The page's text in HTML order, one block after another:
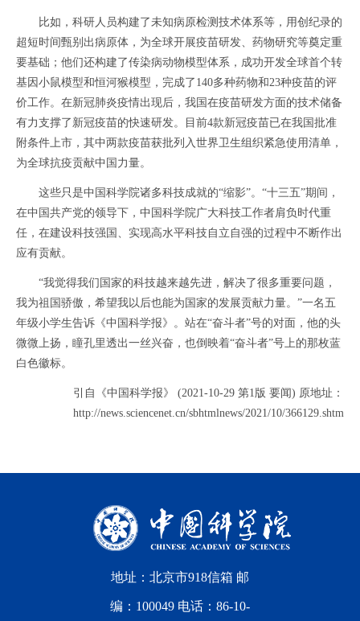
比如，科研人员构建了未知病原检测技术体系等，用创纪录的
超短时间甄别出病原体，为全球开展疫苗研发、药物研究等奠定重
要基础；他们还构建了传染病动物模型体系，成功开发全球首个转
基因小鼠模型和恒河猴模型，完成了140多种药物和23种疫苗的评
价工作。在新冠肺炎疫情出现后，我国在疫苗研发方面的技术储备
有力支撑了新冠疫苗的快速研发。目前4款新冠疫苗已在我国批准
附条件上市，其中两款疫苗获批列入世界卫生组织紧急使用清单，
为全球抗疫贡献中国力量。
这些只是中国科学院诸多科技成就的“缩影”。“十三五”期间，
在中国共产党的领导下，中国科学院广大科技工作者肩负时代重
任，在建设科技强国、实现高水平科技自立自强的过程中不断作出
应有贡献。
“我觉得我们国家的科技越来越先进，解决了很多重要问题，
我为祖国骄傲，希望我以后也能为国家的发展贡献力量。”一名五
年级小学生告诉《中国科学报》。站在“奋斗者”号的对面，他的头
微微上扬，瞳孔里透出一丝兴奋，也倒映着“奋斗者”号上的那枚蓝
白色徽标。
引自《中国科学报》 (2021-10-29 第1版 要闻) 原地址：
http://news.sciencenet.cn/sbhtmlnews/2021/10/366129.shtm
地址：北京市918信箱 邮
编：100049 电话：86-10-